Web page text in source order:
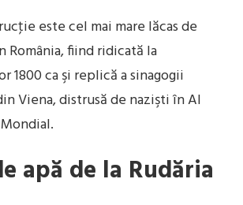
este cel mai mare lăcas de
România, fiind ridicată la
1800 ca şi replică a sinagogii
Viena, distrusă de nazişti în Al
apă de la Rudăria